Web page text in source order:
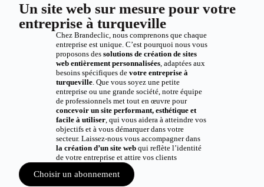
Un site web sur mesure pour votre
entreprise à turqueville
Chez Brandeclic, nous comprenons que chaque
entreprise est unique. C’est pourquoi nous vous
proposons des solutions de création de sites
web entièrement personnalisées, adaptées aux
besoins spécifiques de votre entreprise à
turqueville. Que vous soyez une petite
entreprise ou une grande société, notre équipe
de professionnels met tout en œuvre pour
concevoir un site performant, esthétique et
facile à utiliser, qui vous aidera à atteindre vos
objectifs et à vous démarquer dans votre
secteur. Laissez-nous vous accompagner dans
la création d’un site webqui reflète l’identité
de votre entreprise et attire vos clients
Choisir un abonnement